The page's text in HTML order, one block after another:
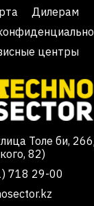
Дилерам
центры
Толе би,
82)
718 29-00